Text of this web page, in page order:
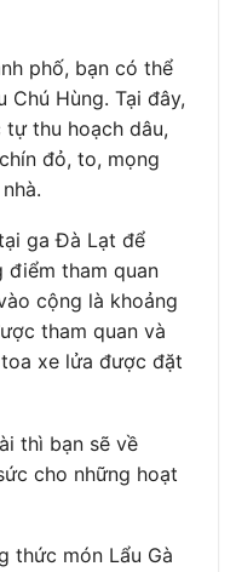
phố, bạn có thể
Chú Hùng. Tại đây,
thu hoạch dâu,
đỏ, to, mọng
ga Đà Lạt để
điểm tham quan
cộng là khoảng
tham quan và
xe lửa được đặt
thì bạn sẽ về
cho những hoạt
thức món Lẩu Gà